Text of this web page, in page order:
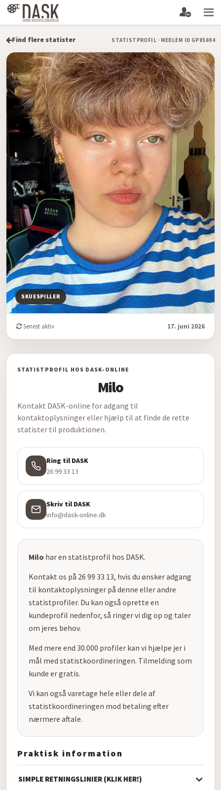
Find flere statister STATISTPROFIL · MEDLEM ID GP85694
SKUESPILLER
Senest aktiv 17. juni 2026
STATISTPROFIL HOS DASK-ONLINE
Milo
Kontakt DASK-online for adgang til
kontaktoplysninger eller hjælp til at finde de rette
statister til produktionen.
Ring til DASK
26 99 33 13
Skriv til DASK
info@dask-online.dk
Milo har en statistprofil hos DASK.
Kontakt os på 26 99 33 13, hvis du ønsker adgang
til kontaktoplysninger på denne eller andre
statistprofiler. Du kan også oprette en
kundeprofil nedenfor, så ringer vi dig op og taler
om jeres behov.
Med mere end 30.000 profiler kan vi hjælpe jer i
mål med statistkoordineringen. Tilmelding som
kunde er gratis.
Vi kan også varetage hele eller dele af
statistkoordineringen mod betaling efter
nærmere aftale.
Praktisk information
SIMPLE RETNINGSLINIER (KLIK HER!)